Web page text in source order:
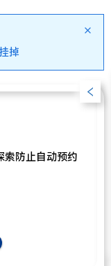
掉
索防止自动预约